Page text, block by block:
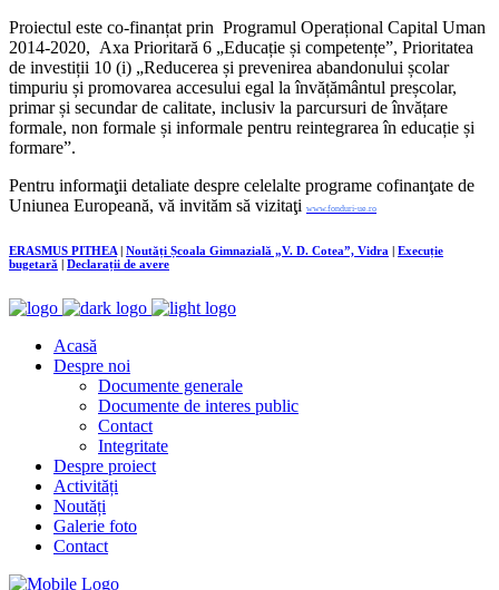
Proiectul este co-finanțat prin Programul Operațional Capital Uman
2014-2020, Axa Prioritară 6 „Educație și competențe”, Prioritatea
de investiții 10 (i) „Reducerea și prevenirea abandonului școlar
timpuriu și promovarea accesului egal la învățământul preșcolar,
primar și secundar de calitate, inclusiv la parcursuri de învățare
formale, non formale și informale pentru reintegrarea în educație și
formare”.
Pentru informaţii detaliate despre celelalte programe cofinanţate de
Uniunea Europeană, vă invităm să vizitaţi www.fonduri-ue.ro
ERASMUS PITHEA | Noutăți Școala Gimnazială „V. D. Cotea”, Vidra | Execuție
bugetară | Declarații de avere
Acasă
Despre noi
Documente generale
Documente de interes public
Contact
Integritate
Despre proiect
Activități
Noutăți
Galerie foto
Contact